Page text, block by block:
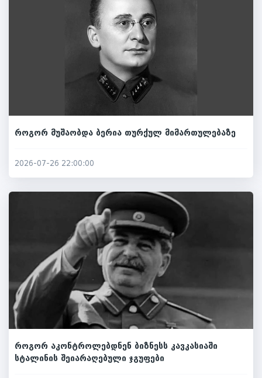
როგორ მუშაობდა ბერია თურქულ მიმართულებაზე
2026-07-26 22:00:00
როგორ აკონტროლებდნენ ბიზნესს კავკასიაში
სტალინის შეიარაღებული ჯგუფები